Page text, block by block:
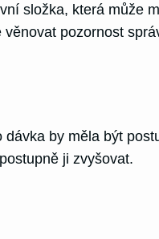
složka, která může
pozornost
by měla být
ji zvyšovat.